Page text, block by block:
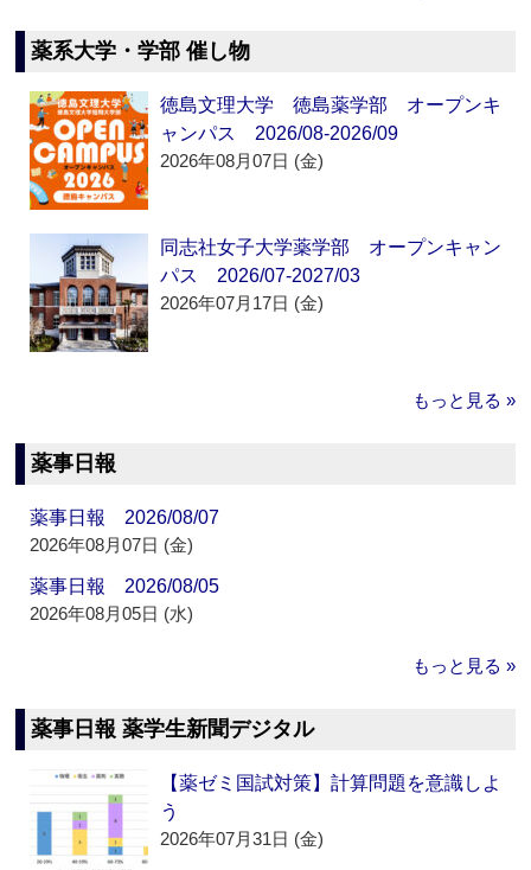
薬系大学・学部 催し物
徳島文理大学 徳島薬学部 オープンキ
ャンパス 2026/08-2026/09
2026年08月07日 (金)
同志社女子大学薬学部 オープンキャン
パス 2026/07-2027/03
2026年07月17日 (金)
もっと見る »
薬事日報
薬事日報 2026/08/07
2026年08月07日 (金)
薬事日報 2026/08/05
2026年08月05日 (水)
もっと見る »
薬事日報 薬学生新聞デジタル
【薬ゼミ国試対策】計算問題を意識しよ
う
2026年07月31日 (金)